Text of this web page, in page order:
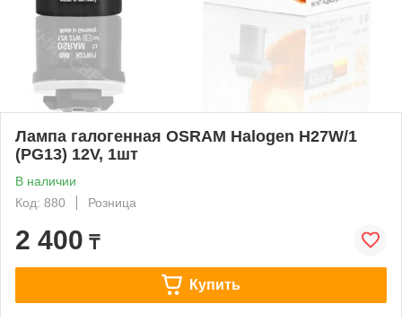
Лампа галогенная OSRAM Halogen H27W/1
(PG13) 12V, 1шт
В наличии
Код: 880
Розница
2 400 ₸
Купить